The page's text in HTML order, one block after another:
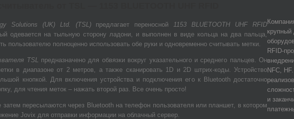
Solutions (UK) Ltd. (TSL)предлагает переносной
1153 BLUETOOTH UHF RFID
одевается на тыльную сторону ладони, и выполнен в виде кольца на два пальца,
пользователю полноценно использовать обе руки и одновременно считывать метки.
TSL
предназначено для обвязки вокруг указательного и среднего пальцев. Он
в диапазоне от 2 метров, а также сканировать 1D и 2D штрих-коды. Устройство
кнопкой. Для включения устройства и подключения его к Bluetooth достаточно
для чтения меток – нажать второй раз. Все очень просто!
пересылаются через Bluetooth на телефон пользователя или планшет, в котором
Jovix для отправки информации на облачный сервер.
крупный
RFID-
NFC,
и